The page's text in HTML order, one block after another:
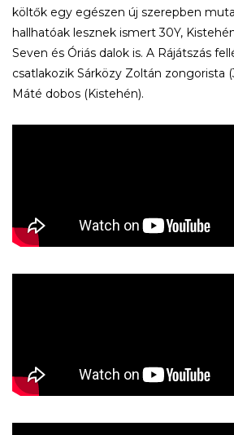
költők egy egészen új szerepben
hallhatóak lesznek ismert 30Y,
Seven és Óriás dalok is. A Rájátszás
csatlakozik Sárközy Zoltán zongorista
Máté dobos (Kistehén).